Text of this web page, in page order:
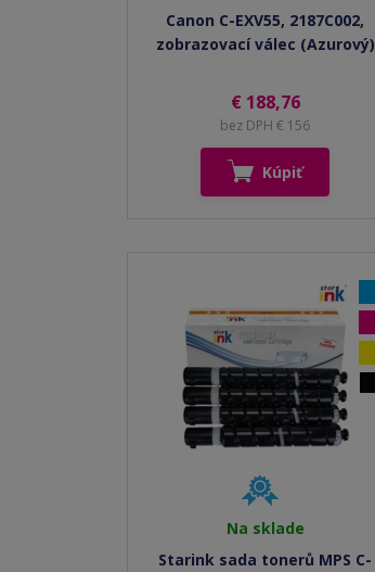
Canon C-EXV55, 2187C002,
zobrazovací válec (Azurový)
€ 188,76
bez DPH € 156
Kúpiť
Na sklade
Starink sada tonerů MPS C-